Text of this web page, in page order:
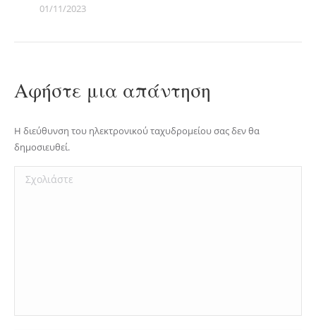
01/11/2023
Αφήστε μια απάντηση
Η διεύθυνση του ηλεκτρονικού ταχυδρομείου σας δεν θα
δημοσιευθεί.
Σχολιάστε